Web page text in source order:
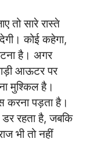
तो सारे रास्ते
कोई कहेगा,
है। अगर
आऊटर पर
मुश्किल है।
करना पड़ता है।
रहता है, जबकि
भी तो नहीं